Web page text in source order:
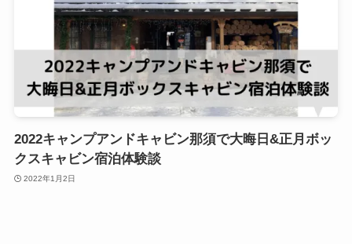
2022キャンプアンドキャビン那須で大晦日&正月ボッ
クスキャビン宿泊体験談
2022年1月2日